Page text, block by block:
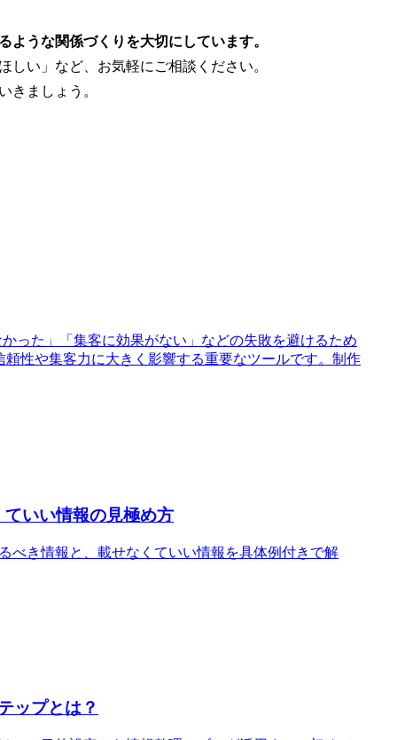
うな関係づくりを大切にしています。
しい」など、お気軽にご相談ください。
きましょう。
った」「集客に効果がない」などの失敗を避けるため
性や集客力に大きく影響する重要なツールです。制作
いい情報の見極め方
べき情報と、載せなくていい情報を具体例付きで解
ップとは？